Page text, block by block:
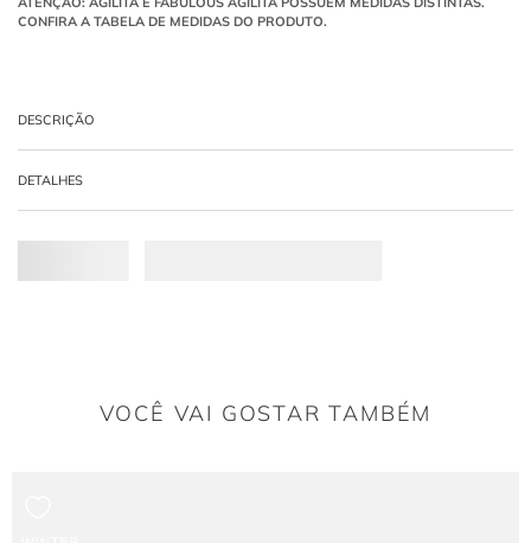
DESCRIÇÃO
Blusa de alfaiataria
passante com detalhe em metal dourado e um pequeno recorte vazado frontal.
O que a Malha Texturizada mista confere ao
DETALHES
VOCÊ VAI GOSTAR TAMBÉM